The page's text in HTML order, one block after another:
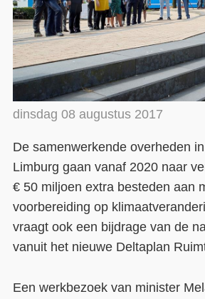
dinsdag 08 augustus 2017
De samenwerkende overheden
Limburg gaan vanaf 2020 naar
€ 50 miljoen extra besteden aan
voorbereiding op
vraagt ook een bijdrage van de
vanuit het nieuwe Deltaplan
Een werkbezoek van minister
Contact
Over
LIFE-IP